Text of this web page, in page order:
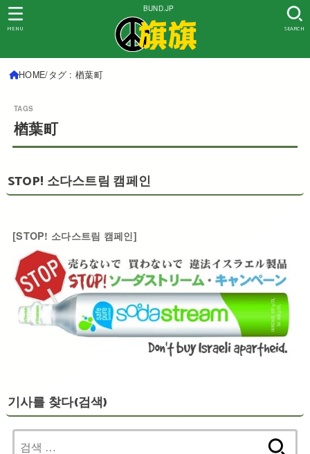
BUND.JP
SEARCH
MENU
HOME タグ : 楢葉町
楢葉町
STOP! 소다스트림 캠페인
[STOP! 소다스트림 캠페인]
기사를 찾다(검색)